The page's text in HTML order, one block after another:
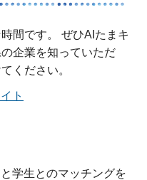
間です。 ぜひAIたまキ
企業を知っていただ
ください。
ト
学生とのマッチングを